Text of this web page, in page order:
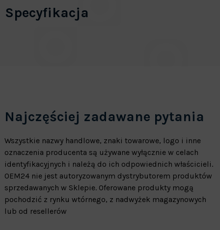
Specyfikacja
Najczęściej zadawane pytania
Wszystkie nazwy handlowe, znaki towarowe, logo i inne
oznaczenia producenta są używane wyłącznie w celach
identyfikacyjnych i należą do ich odpowiednich właścicieli.
OEM24 nie jest autoryzowanym dystrybutorem produktów
sprzedawanych w Sklepie. Oferowane produkty mogą
pochodzić z rynku wtórnego, z nadwyżek magazynowych
lub od resellerów